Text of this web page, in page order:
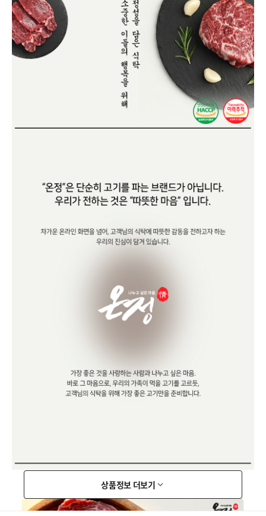
상품정보 더보기